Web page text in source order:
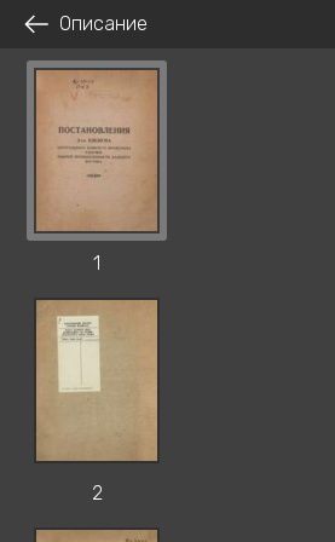
Описание
1
2